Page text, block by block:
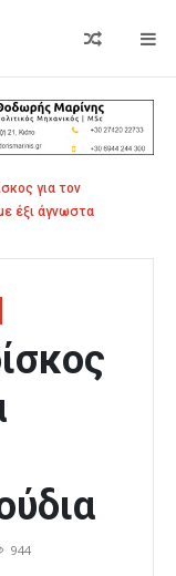
για τον
έξι άγνωστα
944